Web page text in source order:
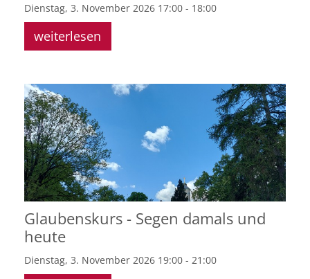
Dienstag, 3. November 2026 17:00 - 18:00
weiterlesen
Glaubenskurs - Segen damals und
heute
Dienstag, 3. November 2026 19:00 - 21:00